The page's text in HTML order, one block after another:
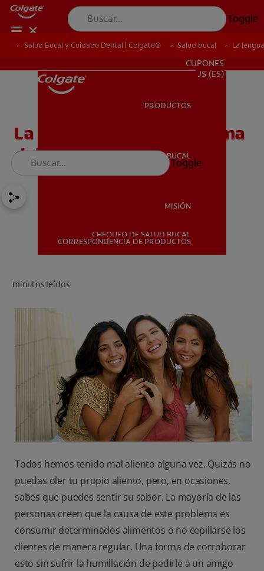
Toggle
SALUD BUCAL
PARA PROFESIONALES
CUPONES
US (ES)
PARA PROFESIONALES
CUPONES
US (ES)
PRODUCTOS
SALUD BUCAL
MISIÓN
CHEQUEO DE SALUD BUCAL
CORRESPONDENCIA DE PRODUCTOS
Toggle
Salud Bucal y Cuidado Dental | Colgate® Salud bucal La
La lengua blanca: el enigma
del mal aliento
minutos leídos
Todos hemos tenido mal aliento alguna vez. Quizás no
puedas oler tu propio aliento, pero, en ocasiones,
sabes que puedes sentir su sabor. La mayoría de las
personas creen que la causa de este problema es
consumir determinados alimentos o no cepillarse los
dientes de manera regular. Una forma de corroborar
esto sin sufrir la humillación de pedirle a un amigo